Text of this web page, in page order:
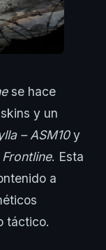
se hace
y un
– ASM10y
Frontline. Esta
a
táctico.